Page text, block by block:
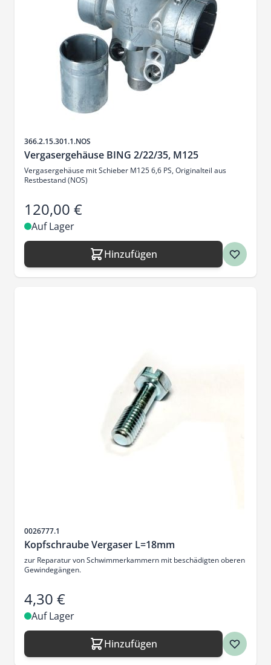
Artikelnr.
366.2.15.301.1.NOS
Vergasergehäuse BING 2/22/35, M125
Vergasergehäuse mit Schieber M125 6,6 PS, Originalteil aus
Restbestand (NOS)
120,00 €
Auf Lager
Hinzufügen
Artikelnr.
0026777.1
Kopfschraube Vergaser L=18mm
zur Reparatur von Schwimmerkammern mit beschädigten oberen
Gewindegängen.
4,30 €
Auf Lager
Hinzufügen